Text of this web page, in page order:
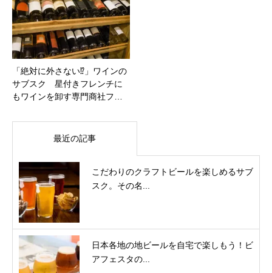
「絶対に外さない⁉」ワインの
サブスク 星付きフレンチに
もワインを卸す専門商社フ…
最近の記事
こだわりのクラフトビールを楽しめるサブ
スク。その名...
日本各地の地ビールを自宅で楽しもう！ビ
アフェスタの...